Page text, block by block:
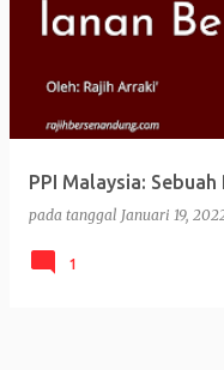
PPI Malaysia:
pada tanggal Januari 19,
1